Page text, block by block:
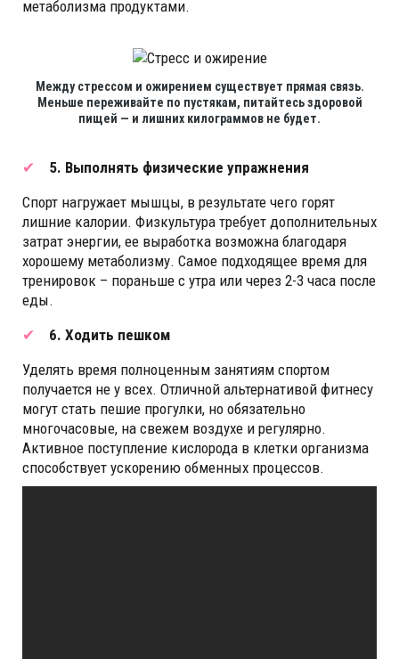
метаболизма продуктами.
Между стрессом и ожирением существует прямая связь.
Меньше переживайте по пустякам, питайтесь здоровой
пищей — и лишних килограммов не будет.
5. Выполнять физические упражнения
Спорт нагружает мышцы, в результате чего горят
лишние калории. Физкультура требует дополнительных
затрат энергии, ее выработка возможна благодаря
хорошему метаболизму. Самое подходящее время для
тренировок – пораньше с утра или через 2-3 часа после
еды.
6. Ходить пешком
Уделять время полноценным занятиям спортом
получается не у всех. Отличной альтернативой фитнесу
могут стать пешие прогулки, но обязательно
многочасовые, на свежем воздухе и регулярно.
Активное поступление кислорода в клетки организма
способствует ускорению обменных процессов.